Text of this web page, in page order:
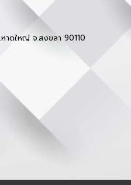
ดใหญ่ จ.สงขลา 90110